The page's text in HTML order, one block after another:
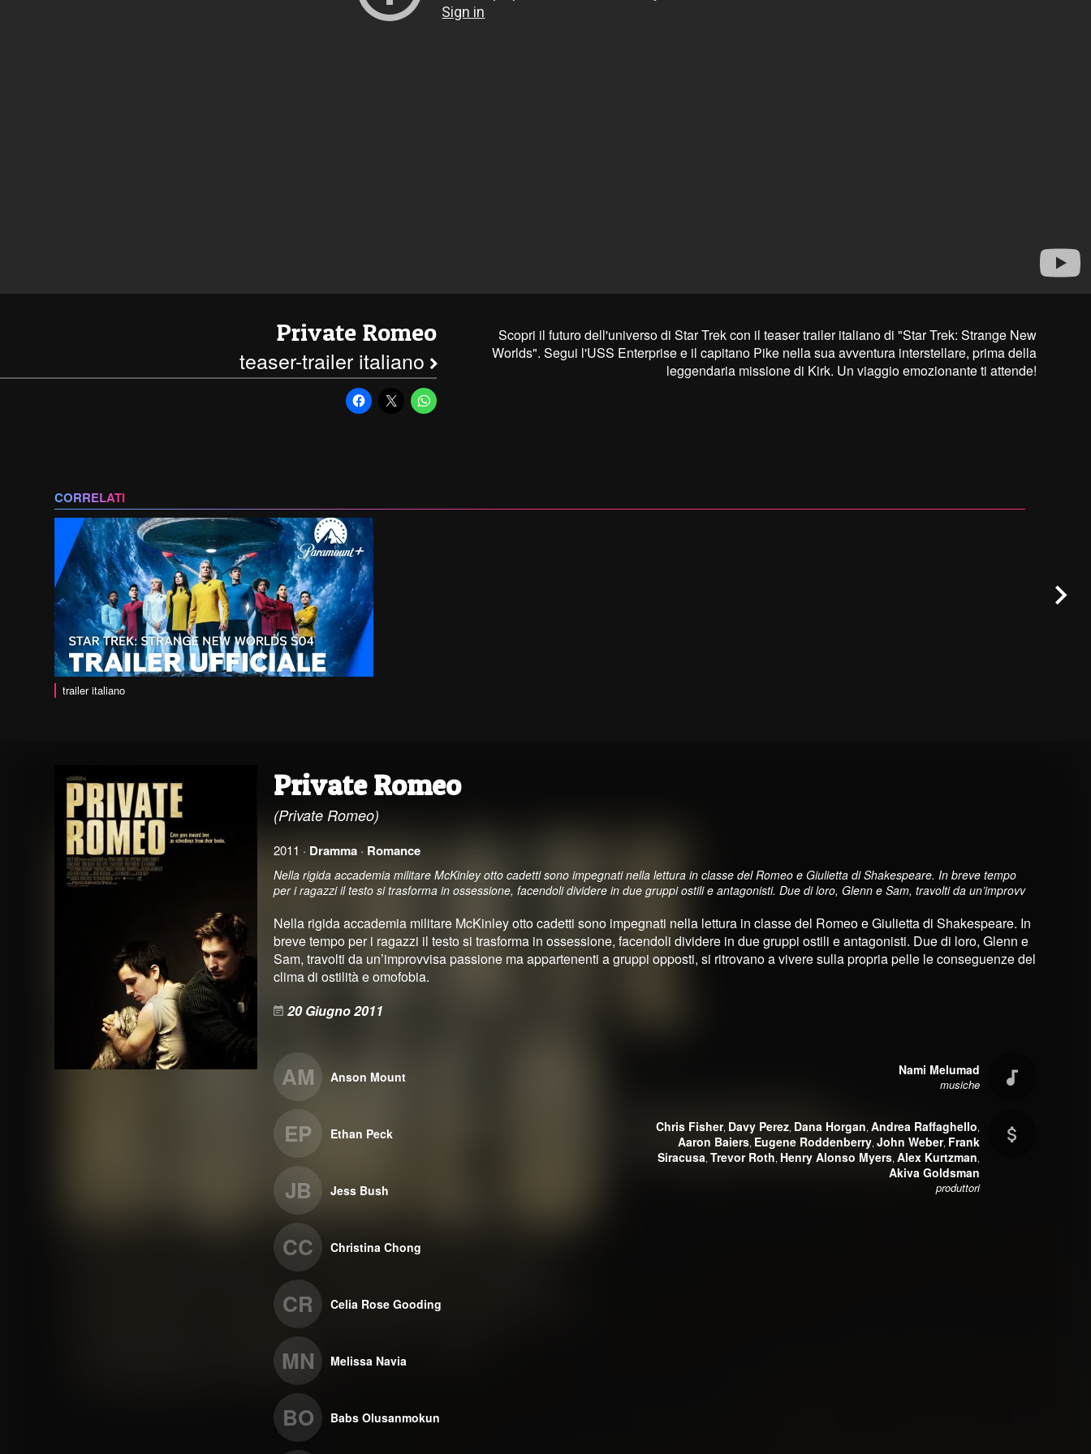
Private Romeo
teaser-trailer italiano
Scopri il futuro dell'universo di Star Trek con il teaser trailer italiano di "Star Trek: Strange New
Worlds". Segui l'USS Enterprise e il capitano Pike nella sua avventura interstellare, prima della
leggendaria missione di Kirk. Un viaggio emozionante ti attende!
CORRELATI
trailer italiano
Private Romeo
(Private Romeo)
2011 · Dramma · Romance
Nella rigida accademia militare McKinley otto cadetti sono impegnati nella lettura in classe del Romeo e Giulietta di Shakespeare. In breve tempo
per i ragazzi il testo si trasforma in ossessione, facendoli dividere in due gruppi ostili e antagonisti. Due di loro, Glenn e Sam, travolti da un’improvv
Nella rigida accademia militare McKinley otto cadetti sono impegnati nella lettura in classe del Romeo e Giulietta di Shakespeare. In
breve tempo per i ragazzi il testo si trasforma in ossessione, facendoli dividere in due gruppi ostili e antagonisti. Due di loro, Glenn e
Sam, travolti da un’improvvisa passione ma appartenenti a gruppi opposti, si ritrovano a vivere sulla propria pelle le conseguenze del
clima di ostilità e omofobia.
20 Giugno 2011
AM Anson Mount
EP Ethan Peck
JB Jess Bush
CC Christina Chong
CR Celia Rose Gooding
MN Melissa Navia
BO Babs Olusanmokun
Nami Melumad
musiche
Chris Fisher, Davy Perez, Dana Horgan,Andrea Raffaghello,
Aaron Baiers, Eugene Roddenberry,John Weber, Frank
Siracusa,Trevor Roth, Henry Alonso Myers,Alex Kurtzman,
Akiva Goldsman
produttori